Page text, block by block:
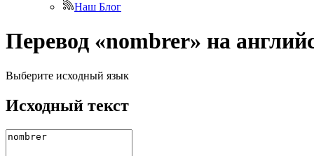
Наш Блог
Перевод «nombrer» на
Выберите исходный язык
Исходный текст